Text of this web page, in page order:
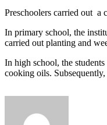
Preschoolers carried out a
In primary school, the
carried out planting and
In high school, the
cooking oils.